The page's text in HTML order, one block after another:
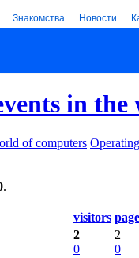
Знакомства Новости
in
of computers
.
visitors
2
0
2
0